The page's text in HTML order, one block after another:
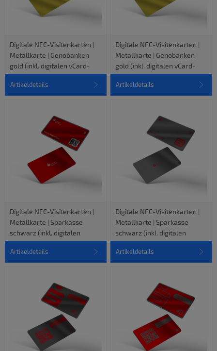
Digitale NFC-Visitenkarten |
Metallkarte | Genobanken
gold (inkl. digitalen vCard-
Profil)
Artikeldetails
Digitale NFC-Visitenkarten |
Metallkarte | Genobanken
gold (inkl. digitalen vCard-
Profil)
Artikeldetails
Digitale NFC-Visitenkarten |
Metallkarte | Sparkasse
schwarz (inkl. digitalen
vCard-Profil)
Artikeldetails
Digitale NFC-Visitenkarten |
Metallkarte | Sparkasse
schwarz (inkl. digitalen
vCard-Profil)
Artikeldetails